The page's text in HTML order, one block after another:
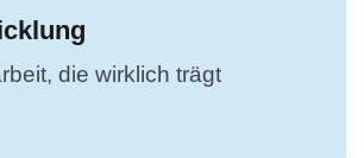
die wirklich trägt